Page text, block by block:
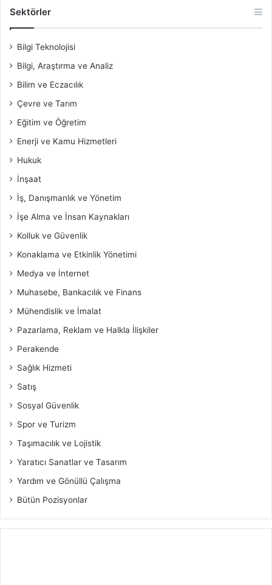
Sektörler
Bilgi Teknolojisi
Bilgi, Araştırma ve Analiz
Bilim ve Eczacılık
Çevre ve Tarım
Eğitim ve Öğretim
Enerji ve Kamu Hizmetleri
Hukuk
İnşaat
İş, Danışmanlık ve Yönetim
İşe Alma ve İnsan Kaynakları
Kolluk ve Güvenlik
Konaklama ve Etkinlik Yönetimi
Medya ve İnternet
Muhasebe, Bankacılık ve Finans
Mühendislik ve İmalat
Pazarlama, Reklam ve Halkla İlişkiler
Perakende
Sağlık Hizmeti
Satış
Sosyal Güvenlik
Spor ve Turizm
Taşımacılık ve Lojistik
Yaratıcı Sanatlar ve Tasarım
Yardım ve Gönüllü Çalışma
Bütün Pozisyonlar